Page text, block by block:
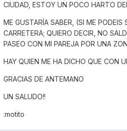
CIUDAD, ESTOY UN POCO HARTO
ME GUSTARÍA SABER, (SI ME
CARRETERA; QUIERO DECIR, NO
PASEO CON MI PAREJA POR UNA
HAY QUIEN ME HA DICHO QUE CON
GRACIAS DE ANTEMANO
UN SALUDO!!
:motito